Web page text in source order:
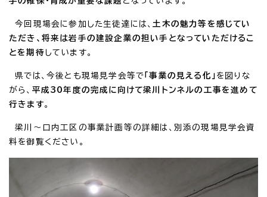
今回現場会に参加した生徒達には、 土木の魅力等を感じてい
ただき、将来は岩手の建設企業の担い手となっていただけるこ
とを期待しています。
県では、今後とも現場見学会等で「事業の見える化」 を図りな
がら、 平成30年度の完成に向けて梁川トンネルの工事を進めて
行きます。
梁川～口内工区の事業計画等の詳細は、別添の現場見学会資
料を御覧ください。